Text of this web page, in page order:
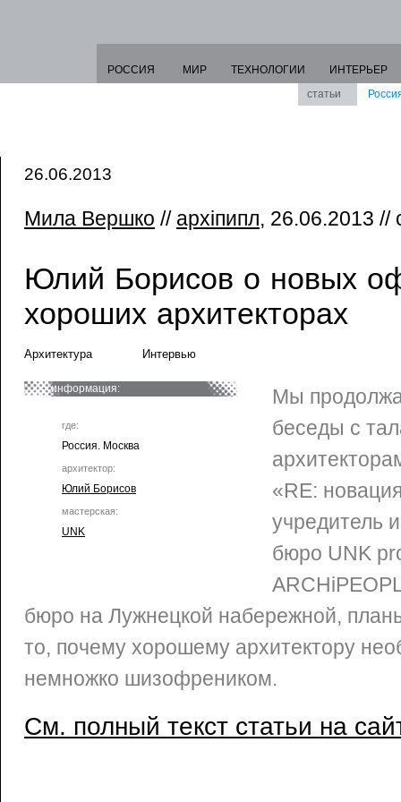
РОССИЯ МИР ТЕХНОЛОГИИ
ИНТЕРЬЕР
статьи
26.06.2013
Мила Вершко // архiпипл, 26.06.2013 //
Юлий Борисов о новых
хороших архитекторах
Архитектура Интервью
информация:
где:
Россия. Москва
архитектор:
Юлий Борисов
мастерская:
UNK
Мы
беседы с
«RE:
учредитель
бюро UNK
бюро на Лужнецкой набережной,
то, почему хорошему архитектору
немножко шизофреником.
См. полный текст статьи на